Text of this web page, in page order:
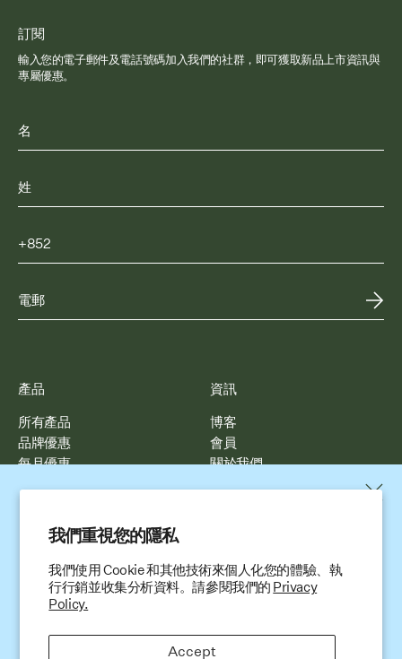
我們重視您的隱私
我們使用 Cookie 和其他技術來個人化您的體驗、執
行行銷並收集分析資料。請參閱我們的 Privacy
Policy.
Accept
產品
所有產品
品牌優惠
每月優惠
資訊
博客
會員
關於我們
常見問題
與我們合作
運送與配送
WhatsApp 我們
訂閱
輸入您的電子郵件及電話號碼加入我們的社群，即可獲取新品上市資訊與
專屬優惠。
可獲取新品上市資訊與專屬優惠。